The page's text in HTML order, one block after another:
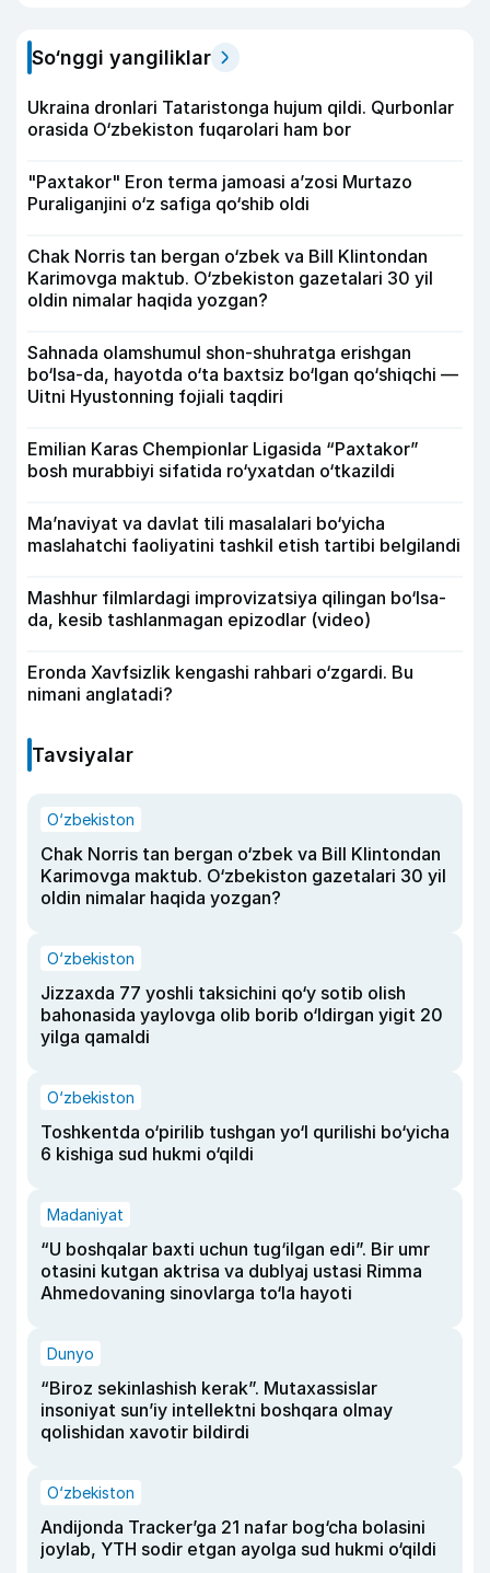
So‘nggi yangiliklar
Ukraina dronlari Tataristonga hujum qildi. Qurbonlar
orasida O‘zbekiston fuqarolari ham bor
"Paxtakor" Eron terma jamoasi a’zosi Murtazo
Puraliganjini o‘z safiga qo‘shib oldi
Chak Norris tan bergan o‘zbek va Bill Klintondan
Karimovga maktub. O‘zbekiston gazetalari 30 yil
oldin nimalar haqida yozgan?
Sahnada olamshumul shon-shuhratga erishgan
bo‘lsa-da, hayotda o‘ta baxtsiz bo‘lgan qo‘shiqchi —
Uitni Hyustonning fojiali taqdiri
Emilian Karas Chempionlar Ligasida “Paxtakor”
bosh murabbiyi sifatida ro‘yxatdan o‘tkazildi
Ma’naviyat va davlat tili masalalari bo‘yicha
maslahatchi faoliyatini tashkil etish tartibi belgilandi
Mashhur filmlardagi improvizatsiya qilingan bo‘lsa-
da, kesib tashlanmagan epizodlar (video)
Eronda Xavfsizlik kengashi rahbari o‘zgardi. Bu
nimani anglatadi?
Tavsiyalar
O‘zbekiston
Chak Norris tan bergan o‘zbek va Bill Klintondan
Karimovga maktub. O‘zbekiston gazetalari 30 yil
oldin nimalar haqida yozgan?
O‘zbekiston
Jizzaxda 77 yoshli taksichini qo‘y sotib olish
bahonasida yaylovga olib borib o‘ldirgan yigit 20
yilga qamaldi
O‘zbekiston
Toshkentda o‘pirilib tushgan yo‘l qurilishi bo‘yicha
6 kishiga sud hukmi o‘qildi
Madaniyat
“U boshqalar baxti uchun tug‘ilgan edi”. Bir umr
otasini kutgan aktrisa va dublyaj ustasi Rimma
Ahmedovaning sinovlarga to‘la hayoti
Dunyo
“Biroz sekinlashish kerak”. Mutaxassislar
insoniyat sun’iy intellektni boshqara olmay
qolishidan xavotir bildirdi
O‘zbekiston
Andijonda Tracker’ga 21 nafar bog‘cha bolasini
joylab, YTH sodir etgan ayolga sud hukmi o‘qildi